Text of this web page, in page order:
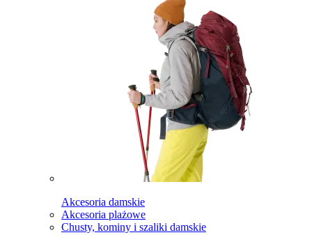
Akcesoria damskie
Akcesoria plażowe
Chusty, kominy i szaliki damskie